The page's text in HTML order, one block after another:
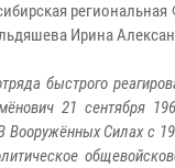
Ирина
быстрого
21 сентября
Силах с